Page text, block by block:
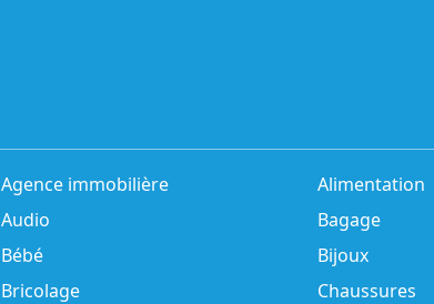
Agence immobilière Alimentation
Audio Bagage
Bébé Bijoux
Bricolage Chaussures